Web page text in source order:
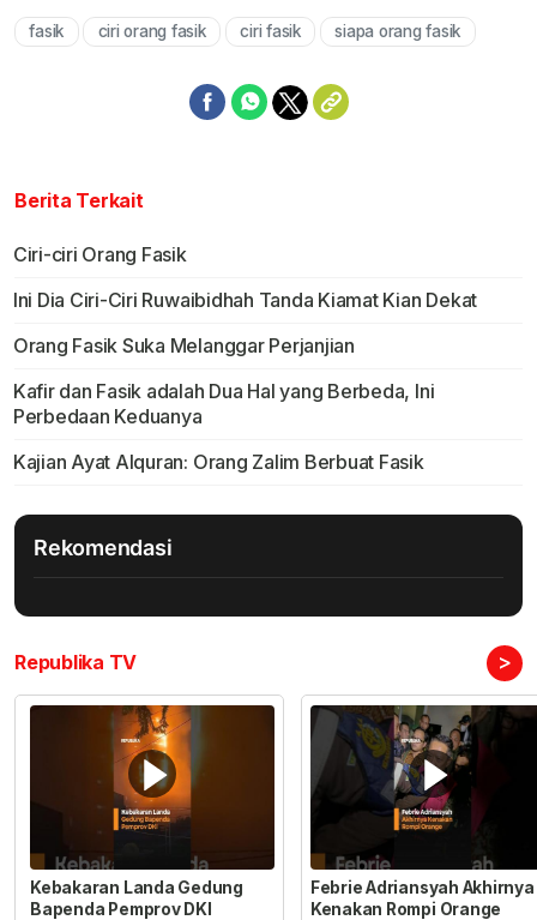
Mute
fasik ciri orang fasik ciri fasik siapa orang fasik
Berita Terkait
Ciri-ciri Orang Fasik
Ini Dia Ciri-Ciri Ruwaibidhah Tanda Kiamat Kian Dekat
Orang Fasik Suka Melanggar Perjanjian
Kafir dan Fasik adalah Dua Hal yang Berbeda, Ini
Perbedaan Keduanya
Kajian Ayat Alquran: Orang Zalim Berbuat Fasik
Rekomendasi
Republika TV >
Kebakaran Landa Gedung
Bapenda Pemprov DKI
Febrie Adriansyah Akhirnya
Kenakan Rompi Orange